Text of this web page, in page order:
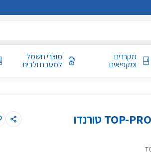
מקררים
ומקפיאים
מוצרי חשמל
למטבח ולבית
מזגן עילי TOP-PRO-INV-30 X WIFI EU טורנדו